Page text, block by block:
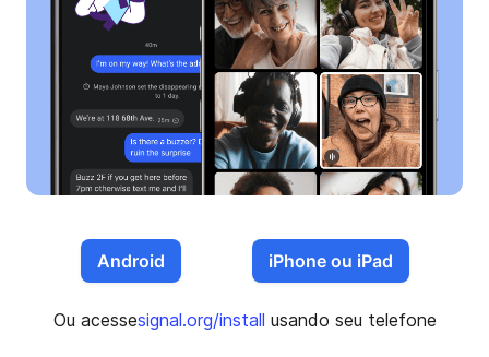
Android iPhone ou iPad
Ou acessesignal.org/install usando seu telefone